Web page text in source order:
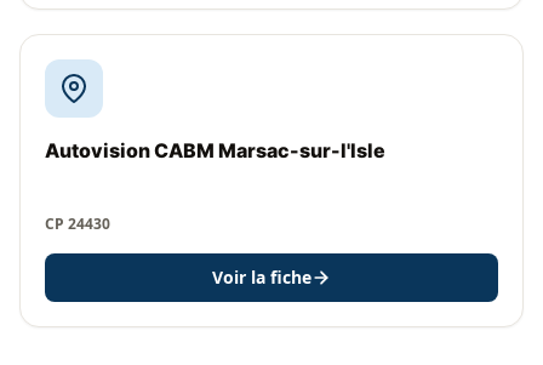
Autovision CABM Marsac-sur-l'Isle
CP 24430
Voir la fiche